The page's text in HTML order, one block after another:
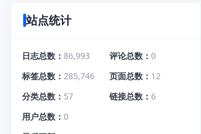
站点统计
日志总数 86,993 评论总数
0
标签总数
285,746 页面总数
12
分类总数
57 链接总数
6
用户总数
0